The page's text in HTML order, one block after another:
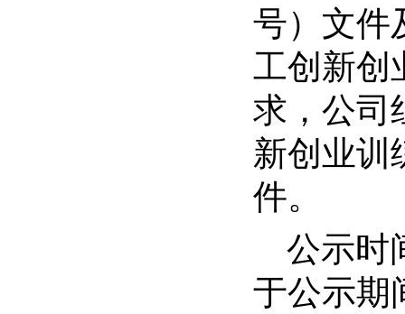
号）文件
工创新创
求，公司
新创业训
件。
公示时
于公示期